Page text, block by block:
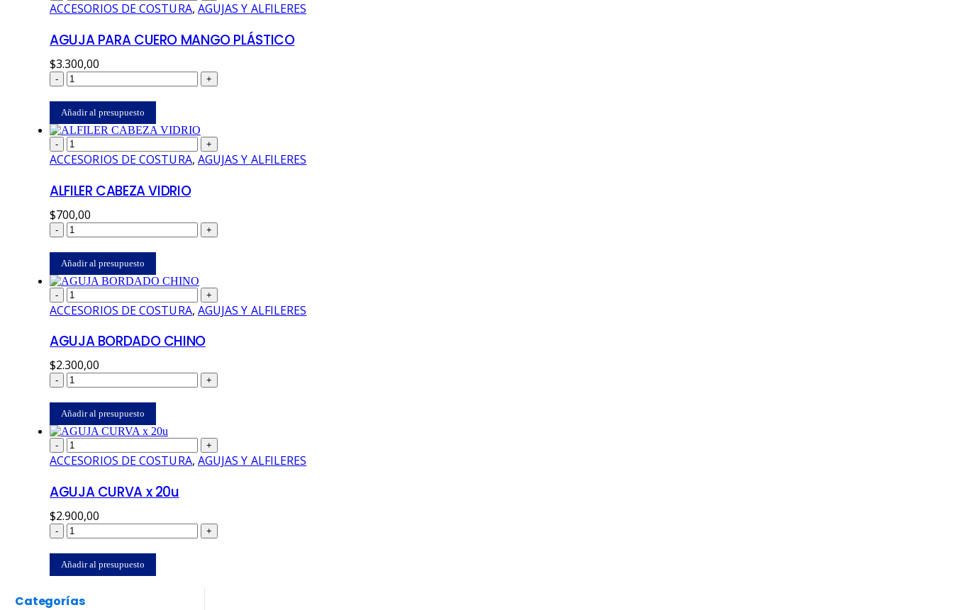
ACCESORIOS DE COSTURA, AGUJAS Y ALFILERES
AGUJA PARA CUERO MANGO PLÁSTICO
$3.300,00
- +
Añadir al presupuesto
- +
ACCESORIOS DE COSTURA, AGUJAS Y ALFILERES
ALFILER CABEZA VIDRIO
$700,00
- +
Añadir al presupuesto
- +
ACCESORIOS DE COSTURA, AGUJAS Y ALFILERES
AGUJA BORDADO CHINO
$2.300,00
- +
Añadir al presupuesto
- +
ACCESORIOS DE COSTURA, AGUJAS Y ALFILERES
AGUJA CURVA x 20u
$2.900,00
- +
Añadir al presupuesto
Categorías